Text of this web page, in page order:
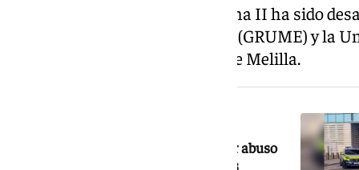
La denominada Operación Sirena II ha sido
meses por el Grupo de Menores (GRUME) y la
la Jefatura Superior de Policía de Melilla.
Detenido un hombre en Gibraltar por abuso
sexual de menores y tráfico de drogas